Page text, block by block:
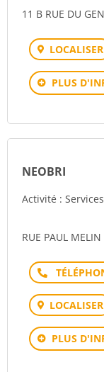
11 B RUE DU
LOCALISER
PLUS
NEOBRI
Activité :
RUE PAUL
LOCALISER
PLUS